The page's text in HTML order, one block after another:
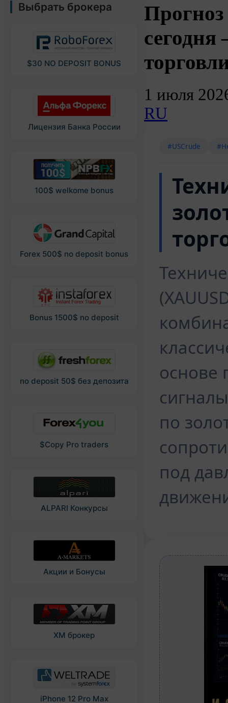
Выбрать брокера
$30 NO DEPOSIT BONUS
Лицензия Банка России
100$ welkome bonus
Forex 500$ no deposit bonus
Bonus 1500$ no deposit
no deposit 50$ без депозита
$Copy Pro traders
ALPARI Конкурсы
Акции и Бонусы
XM брокер
iPhone 12 Pro Max
1 июля
RU
#USCrude
основе
по
под